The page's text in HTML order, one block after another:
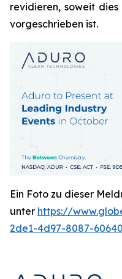
revidieren, soweit
vorgeschrieben ist.
Ein Foto zu dieser
unter https://
2de1-4d97-8087-